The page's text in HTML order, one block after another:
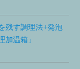
残す調理法+発泡
加温箱」